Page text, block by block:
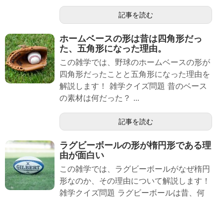
記事を読む
ホームベースの形は昔は四角形だっ
た、五角形になった理由。
この雑学では、野球のホームベースの形が
四角形だったことと五角形になった理由を
解説します！ 雑学クイズ問題 昔のベース
の素材は何だった？ ...
記事を読む
ラグビーボールの形が楕円形である理
由が面白い
この雑学では、ラグビーボールがなぜ楕円
形なのか、その理由について解説します！
雑学クイズ問題 ラグビーボールは昔、何